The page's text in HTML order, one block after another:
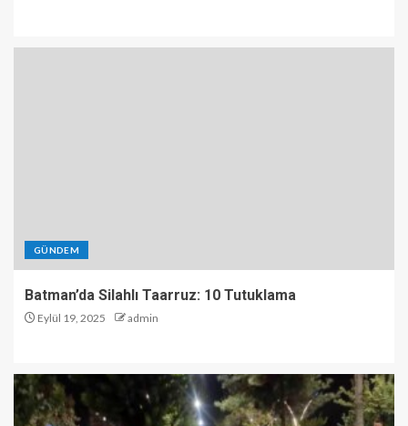
GÜNDEM
Batman’da Silahlı Taarruz: 10 Tutuklama
Eylül 19, 2025 admin